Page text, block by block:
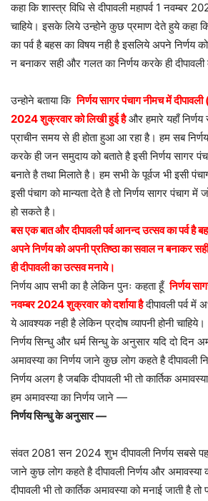
कहा कि शास्त्र विधि से दीपावली महापर्व 1 नवम्बर
चाहिये। इसके लिये उन्होने कुछ प्रमाण देते हुये कहा
का पर्व है बहस का विषय नही है इसलिये अपने निर्णय
न बनाकर सही और गलत का निर्णय करके ही
उन्होने बताया किनिर्णय सागर पंचाग नीमच में
2024 शुक्रवार को लिखी हुई है और हमारे यहाँ
प्राचीन समय से ही होता हुआ आ रहा है। हम सब
करके ही जन समुदाय को बताते है इसी निर्णय सागर
बनाते है तथा मिलाते है। हम सभी के पूर्वज भी इसी
इसी पंचाग को मान्यता देते है तो निर्णय सागर पंचाग में
हो सकते है।
बस एक बात और दीपावली पर्व आनन्द उत्सव का पर्व है
अपने निर्णय को अपनी प्रतिष्ठा का सवाल न बनाकर
ही दीपावली का उत्सव मनाये।
निर्णय आप सभी का है लेकिन पुनः कहता हूँनिर्णय
नवम्बर 2024 शुक्रवार को दर्शाया हैदीपावली पर्व में
ये आवश्यक नही है लेकिन प्रदोष व्यापनी होनी चाहिये।
निर्णय सिन्धु और धर्म सिन्धु के अनुसार यदि दो दिन
अमावस्या का निर्णय जाने कुछ लोग कहते है दीपावली
निर्णय अलग है जबकि दीपावली भी तो कार्तिक
हम अमावस्या का निर्णय जाने —
निर्णय सिन्धु के अनुसार —
संवत 2081 सन 2024 शुभ दीपावली निर्णय सबसे
जाने कुछ लोग कहते है दीपावली निर्णय और
दीपावली भी तो कार्तिक अमावस्या को मनाई जाती है